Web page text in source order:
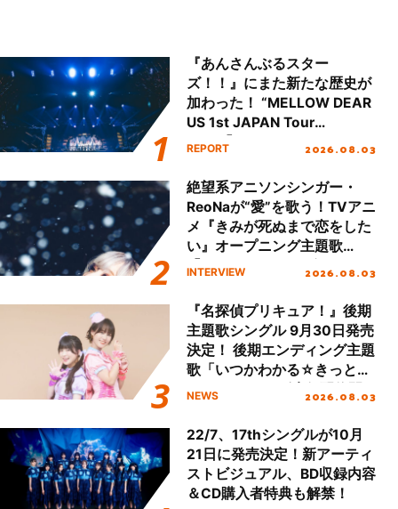
『あんさんぶるスター
ズ！！』にまた新たな歴史が
加わった！ “MELLOW DEAR
US 1st JAPAN Tour
Final「NICE to meet YOU
ート!!
REPORT 2026.08.03
絶望系アニソンシンガー・
ReoNaが“愛”を歌う！TVアニ
メ『きみが死ぬまで恋をした
い』オープニング主題歌
「Amore」インタビュー
INTERVIEW 2026.08.03
『名探偵プリキュア！』後期
主題歌シングル 9月30日発売
決定！ 後期エンディング主題
歌「いつかわかる☆きっとあ
える」TVサイズ先行配信開
NEWS 2026.08.03
22/7、17thシングルが10月
21日に発売決定！新アーティ
ストビジュアル、BD収録内容
＆CD購入者特典も解禁！